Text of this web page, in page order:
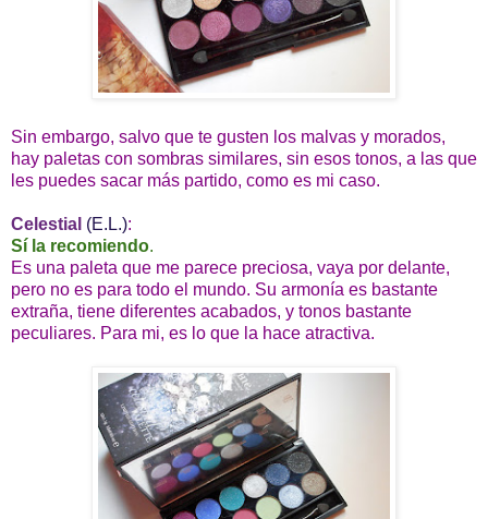
Sin embargo, salvo que te gusten los malvas y morados,
hay paletas con sombras similares, sin esos tonos, a las que
les puedes sacar más partido, como es mi caso.
Celestial (E.L.):
Sí la recomiendo.
Es una paleta que me parece preciosa, vaya por delante,
pero no es para todo el mundo. Su armonía es bastante
extraña, tiene diferentes acabados, y tonos bastante
peculiares. Para mi, es lo que la hace atractiva.